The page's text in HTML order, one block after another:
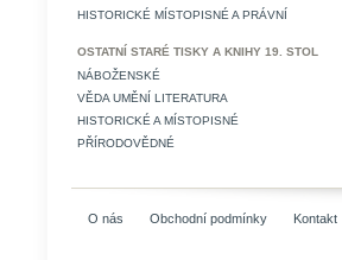
HISTORICKÉ MÍSTOPISNÉ A PRÁVNÍ
OSTATNÍ STARÉ TISKY A KNIHY 19. STOL
NÁBOŽENSKÉ
VĚDA UMĚNÍ LITERATURA
HISTORICKÉ A MÍSTOPISNÉ
PŘÍRODOVĚDNÉ
O nás Obchodní podmínky Kontakt